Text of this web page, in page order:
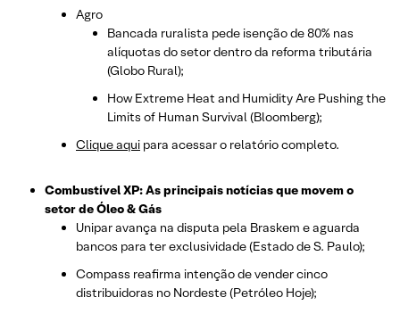
Agro
Bancada ruralista pede isenção de 80% nas
alíquotas do setor dentro da reforma tributária
(Globo Rural);
How Extreme Heat and Humidity Are Pushing the
Limits of Human Survival (Bloomberg);
Clique aqui para acessar o relatório completo.
Combustível XP: As principais notícias que movem o
setor de Óleo & Gás
Unipar avança na disputa pela Braskem e aguarda
bancos para ter exclusividade (Estado de S. Paulo);
Compass reafirma intenção de vender cinco
distribuidoras no Nordeste (Petróleo Hoje);